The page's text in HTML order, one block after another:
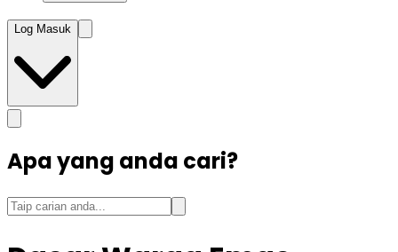
Log Masuk
Apa yang anda cari?